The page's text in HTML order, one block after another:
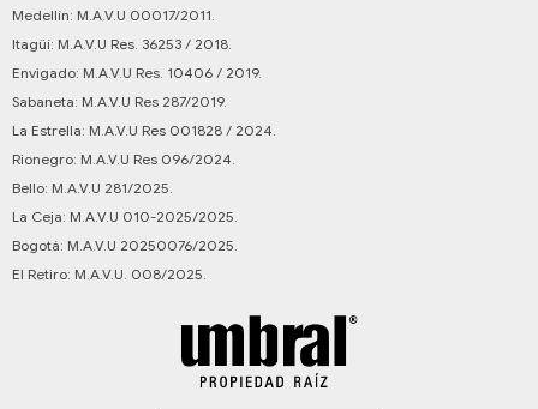
Medellín: M.A.V.U 00017/2011.
Itagüí: M.A.V.U Res. 36253 / 2018.
Envigado: M.A.V.U Res. 10406 / 2019.
Sabaneta: M.A.V.U Res 287/2019.
La Estrella: M.A.V.U Res 001828 / 2024.
Rionegro: M.A.V.U Res 096/2024.
Bello: M.A.V.U 281/2025.
La Ceja: M.A.V.U 010-2025/2025.
Bogotá: M.A.V.U 20250076/2025.
El Retiro: M.A.V.U. 008/2025.